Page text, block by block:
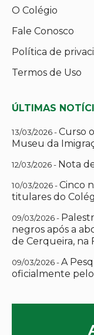
O Colégio
Fale Conosco
Política de
Termos de Uso
ÚLTIMAS
13/03/2026 -Curso
Museu da
12/03/2026 - Nota
10/03/2026 -Cinco
titulares do
09/03/2026 -
negros após a
de Cerqueira, na
09/03/2026 -A
oficialmente